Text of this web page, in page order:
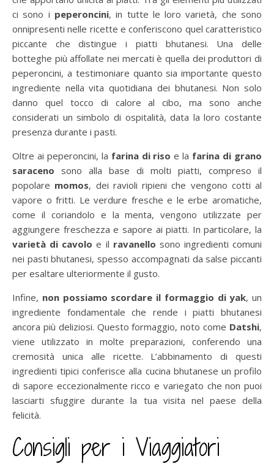
ci sono i peperoncini, in tutte le loro varietà, che sono
onnipresenti nelle ricette e conferiscono quel caratteristico
piccante che distingue i piatti bhutanesi. Una delle
botteghe più affollate nei mercati è quella dei produttori di
peperoncini, a testimoniare quanto sia importante questo
ingrediente nella vita quotidiana dei bhutanesi. Non solo
danno quel tocco di calore al cibo, ma sono anche
considerati un simbolo di ospitalità, data la loro costante
presenza durante i pasti.
Oltre ai peperoncini, la farina di riso e la farina di grano
saraceno sono alla base di molti piatti, compreso il
popolare momos, dei ravioli ripieni che vengono cotti al
vapore o fritti. Le verdure fresche e le erbe aromatiche,
come il coriandolo e la menta, vengono utilizzate per
aggiungere freschezza e sapore ai piatti. In particolare, la
varietà di cavolo e il ravanello sono ingredienti comuni
nei pasti bhutanesi, spesso accompagnati da salse piccanti
per esaltare ulteriormente il gusto.
Infine, non possiamo scordare il formaggio di yak, un
ingrediente fondamentale che rende i piatti bhutanesi
ancora più deliziosi. Questo formaggio, noto come Datshi,
viene utilizzato in molte preparazioni, conferendo una
cremosità unica alle ricette. L’abbinamento di questi
ingredienti tipici conferisce alla cucina bhutanese un profilo
di sapore eccezionalmente ricco e variegato che non puoi
lasciarti sfuggire durante la tua visita nel paese della
felicità.
Consigli per i Viaggiatori